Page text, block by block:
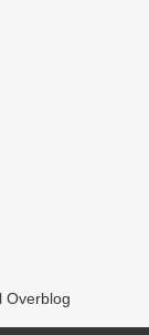
Overblog